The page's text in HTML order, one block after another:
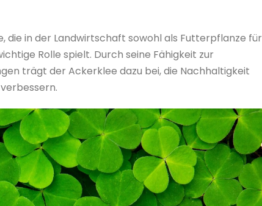
die in der Landwirtschaft sowohl als Futterpflanze für
Rolle spielt. Durch seine Fähigkeit zur
trägt der Ackerklee dazu bei, die Nachhaltigkeit